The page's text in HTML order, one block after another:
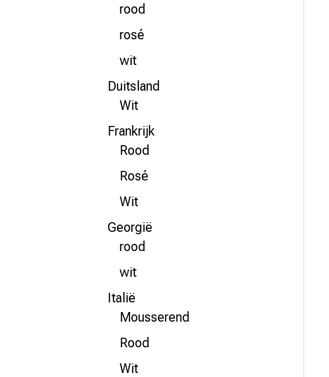
rood
rosé
wit
Duitsland
Wit
Frankrijk
Rood
Rosé
Wit
Georgië
rood
wit
Italië
Mousserend
Rood
Wit